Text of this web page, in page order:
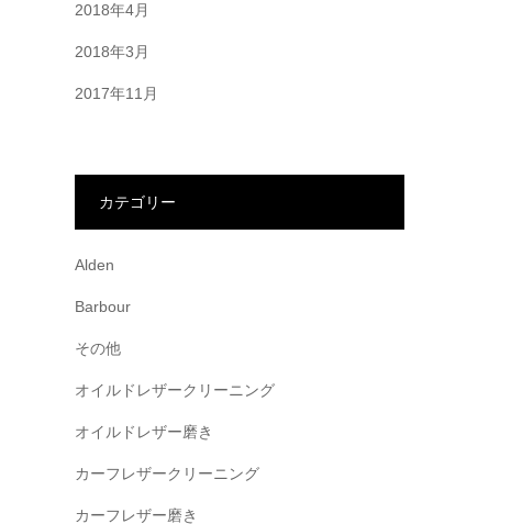
2018年4月
2018年3月
2017年11月
カテゴリー
Alden
Barbour
その他
オイルドレザークリーニング
オイルドレザー磨き
カーフレザークリーニング
カーフレザー磨き